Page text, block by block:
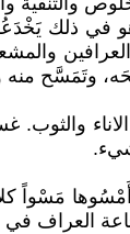
في ذلك
وتَمَسَّح منه
والثوب.
مَسْواً
العراف في